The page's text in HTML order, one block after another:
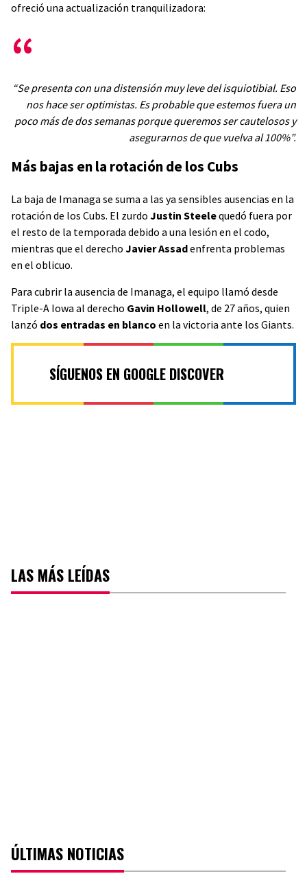
ofreció una actualización tranquilizadora:
“Se presenta con una distensión muy leve del isquiotibial. Eso
nos hace ser optimistas. Es probable que estemos fuera un
poco más de dos semanas porque queremos ser cautelosos y
asegurarnos de que vuelva al 100%”.
Más bajas en la rotación de los Cubs
La baja de Imanaga se suma a las ya sensibles ausencias en la
rotación de los Cubs. El zurdo Justin Steelequedó fuera por
el resto de la temporada debido a una lesión en el codo,
mientras que el derecho Javier Assadenfrenta problemas
en el oblicuo.
Para cubrir la ausencia de Imanaga, el equipo llamó desde
Triple-A Iowa al derecho Gavin Hollowell, de 27 años, quien
lanzó dos entradas en blanco en la victoria ante los Giants.
SÍGUENOS EN GOOGLE DISCOVER
LAS MÁS LEÍDAS
ÚLTIMAS NOTICIAS